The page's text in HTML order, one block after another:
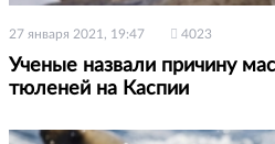
27 января 2021, 19:47 4023
Ученые назвали причину
тюленей на Каспии